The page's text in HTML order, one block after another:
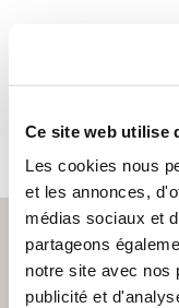
Ce site web utilise
Les cookies nous
et les annonces,
médias sociaux et
partageons
notre site avec nos
publicité et
Cet auteur ne